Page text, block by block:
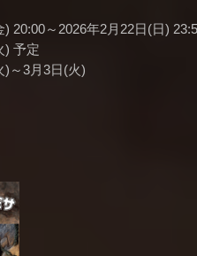
20:00～2026年2月22日(日)
) 予定
)～3月3日(火)